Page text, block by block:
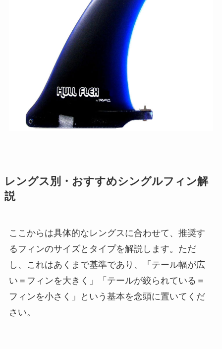
レングス別・おすすめシングルフィン解
説
ここからは具体的なレングスに合わせて、推奨す
るフィンのサイズとタイプを解説します。ただ
し、これはあくまで基準であり、「テール幅が広
い＝フィンを大きく」「テールが絞られている＝
フィンを小さく」という基本を念頭に置いてくだ
さい。